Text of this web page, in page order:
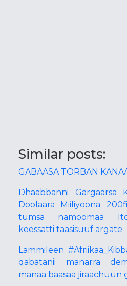
Similar posts:
GABAASA TORBAN
Dhaabbanni Gargaarsa
Doolaara Miiliyoona
tumsa namoomaa
keessatti taasisuuf argate
Lammileen
qabatanii manarra
manaa baasaa jiraachuun